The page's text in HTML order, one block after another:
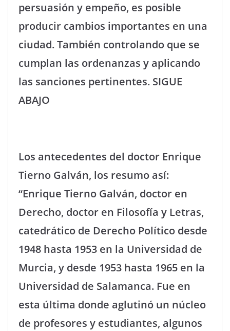
persuasión y empeño, es posible
producir cambios importantes en una
ciudad. También controlando que se
cumplan las ordenanzas y aplicando
las sanciones pertinentes. SIGUE
ABAJO
Los antecedentes del doctor Enrique
Tierno Galván, los resumo así:
“Enrique Tierno Galván, doctor en
Derecho, doctor en Filosofía y Letras,
catedrático de Derecho Político desde
1948 hasta 1953 en la Universidad de
Murcia, y desde 1953 hasta 1965 en la
Universidad de Salamanca. Fue en
esta última donde aglutinó un núcleo
de profesores y estudiantes, algunos